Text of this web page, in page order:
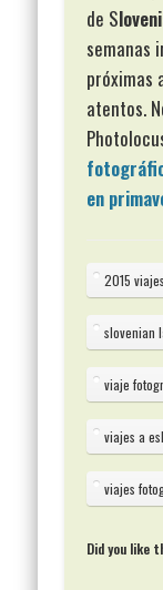
de S
semanas
próximas
atentos.
en
2015
slovenian
viaje
viajes a
viajes
Did you like